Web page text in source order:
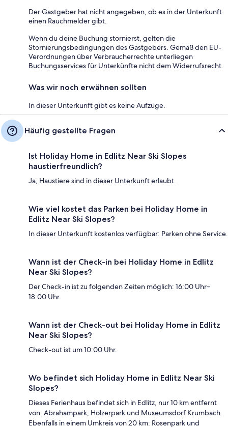
Der Gastgeber hat nicht angegeben, ob es in der Unterkunft
einen Rauchmelder gibt.
Wenn du deine Buchung stornierst, gelten die
Stornierungsbedingungen des Gastgebers. Gemäß den EU-
Verordnungen über Verbraucherrechte unterliegen
Buchungsservices für Unterkünfte nicht dem Widerrufsrecht.
Was wir noch erwähnen sollten
In dieser Unterkunft gibt es keine Aufzüge.
Häufig gestellte Fragen
Ist Holiday Home in Edlitz Near Ski Slopes
haustierfreundlich?
Ja, Haustiere sind in dieser Unterkunft erlaubt.
Wie viel kostet das Parken bei Holiday Home in
Edlitz Near Ski Slopes?
In dieser Unterkunft kostenlos verfügbar: Parken ohne Service.
Wann ist der Check-in bei Holiday Home in Edlitz
Near Ski Slopes?
Der Check-in ist zu folgenden Zeiten möglich: 16:00 Uhr–
18:00 Uhr.
Wann ist der Check-out bei Holiday Home in Edlitz
Near Ski Slopes?
Check-out ist um 10:00 Uhr.
Wo befindet sich Holiday Home in Edlitz Near Ski
Slopes?
Dieses Ferienhaus befindet sich in Edlitz, nur 10 km entfernt
von: Abrahampark, Holzerpark und Museumsdorf Krumbach.
Ebenfalls in einem Umkreis von 20 km: Rosenpark und